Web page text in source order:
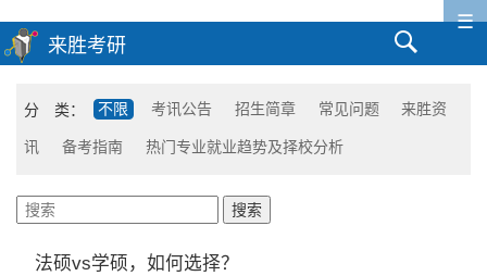
☰
分 类： 不限 考讯公告 招生简章 常见问题 来胜资
讯 备考指南 热门专业就业趋势及择校分析
法硕vs学硕，如何选择？